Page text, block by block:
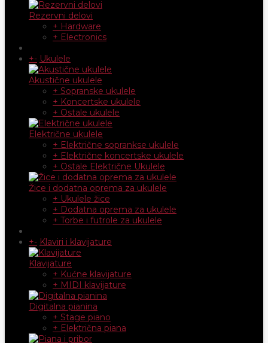
Rezervni delovi
+ Hardware
+ Electronics
+- Ukulele
Akustične ukulele
+ Sopranske ukulele
+ Koncertske ukulele
+ Ostale ukulele
Električne ukulele
+ Električne soprankse ukulele
+ Električne koncertske ukulele
+ Ostale Električne Ukulele
Žice i dodatna oprema za ukulele
+ Ukulele žice
+ Dodatna oprema za ukulele
+ Torbe i futrole za ukulele
+- Klaviri i klavijature
Klavijature
+ Kućne klavijature
+ MIDI klavijature
Digitalna pianina
+ Stage piano
+ Električna piana